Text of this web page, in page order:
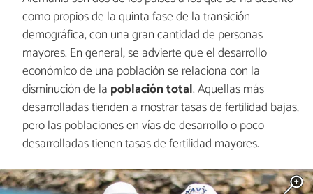
como propios de la quinta fase de la transición
demográfica, con una gran cantidad de personas
mayores. En general, se advierte que el desarrollo
económico de una población se relaciona con la
disminución de la poblacióntotal. Aquellas más
desarrolladas tienden a mostrar tasas de fertilidad bajas,
pero las poblaciones en vías de desarrollo o poco
desarrolladas tienen tasas de fertilidad mayores.